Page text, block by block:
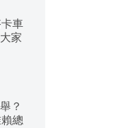
車
家
？
總